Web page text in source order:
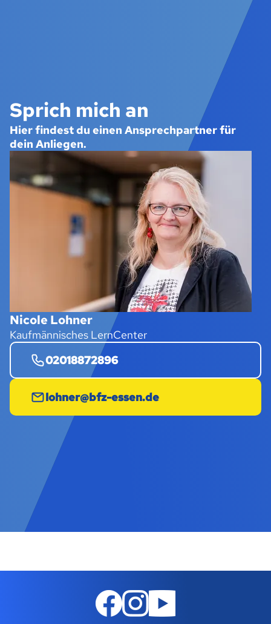
Sprich mich an
Hier findest du einen Ansprechpartner für
dein Anliegen.
Nicole Lohner
Kaufmännisches LernCenter
02018872896
lohner@bfz-essen.de